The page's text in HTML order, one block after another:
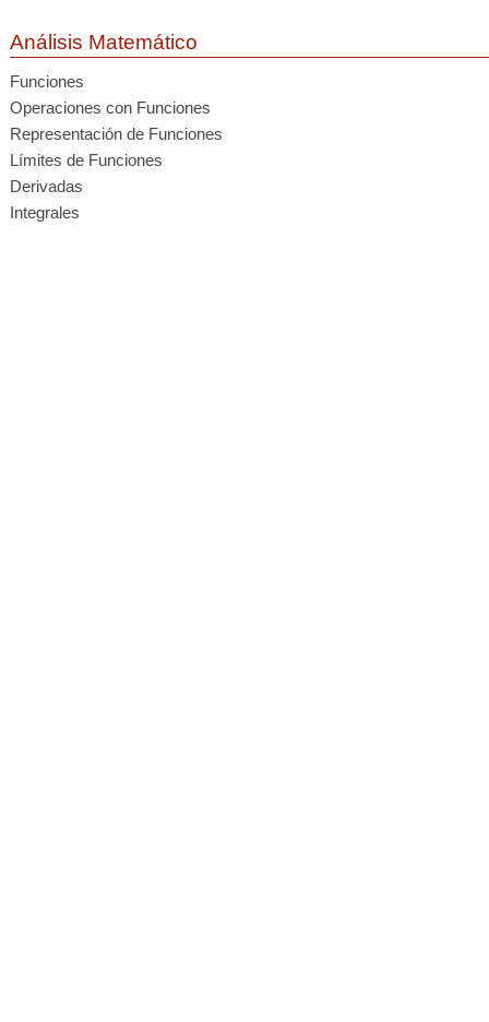
Análisis Matemático
Funciones
Operaciones con Funciones
Representación de Funciones
Límites de Funciones
Derivadas
Integrales